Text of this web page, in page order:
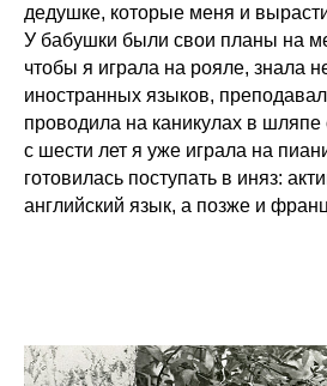
дедушке, которые меня и
У бабушки были свои планы на
чтобы я играла на рояле, знала
иностранных языков,
проводила на каникулах в шляпе
с шести лет я уже играла на
готовилась поступать в иняз:
английский язык, а позже и